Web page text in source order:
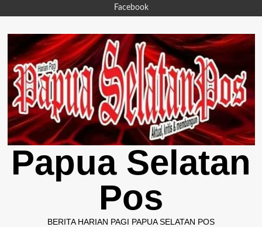
content
Facebook
Papua Selatan
Pos
BERITA HARIAN PAGI PAPUA SELATAN POS